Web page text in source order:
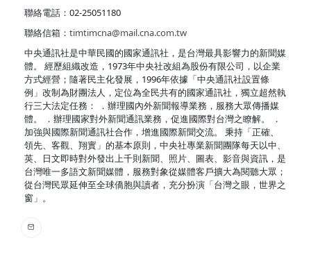
聯絡電話：02-25051180
聯絡信箱： timtimcna@mail.cna.com.tw
中央通訊社是中華民國的國家通訊社，是台灣最具影響力的新聞媒
體。 經歷組織改造，1973年中央社改組為股份有限公司，以企業
方式經營；隨著民主化發展，1996年依據「中央通訊社設置條
例」改制為財團法人，定位為全民共有的國家通訊社，獨立超然執
行三大法定任務： ．辦理國內外新聞報導業務，服務大眾傳播媒
體。 ．辦理國家對外新聞通訊業務，促進國際對台灣之瞭解。 ．
加強與國際新聞通訊社合作，增進國際新聞交流。 秉持「正確、
領先、客觀、翔實」的基本原則，中央社專業新聞團隊每天以中、
英、日文即時對外發出上千則新聞、照片、圖表、影音與資訊，是
台灣唯一多語文新聞媒體，服務對象從媒體客戶擴大為閱聽大眾；
從台灣民眾延伸至全球僑胞與讀者，充分扮演「台灣之眼，世界之
窗」。